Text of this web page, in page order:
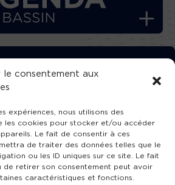
le consentement aux
expériences, nous utilisons des
les cookies pour stocker et/ou accéder
Le fait de consentir à ces
de traiter des données telles que le
ou les ID uniques sur ce site. Le fait
de retirer son consentement peut avoir
caractéristiques et fonctions.
GRATUITEMENT
TVBA !
SUIVEZ-NOUS !